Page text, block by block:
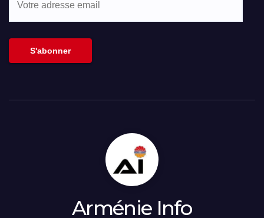
S'abonner
Arménie Info